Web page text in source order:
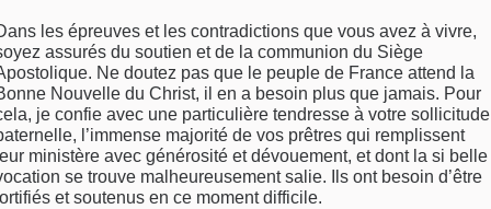
les épreuves et les contradictions que vous avez à vivre,
assurés du soutien et de la communion du Siège
Ne doutez pas que le peuple de France attend la
Nouvelle du Christ, il en a besoin plus que jamais. Pour
je confie avec une particulière tendresse à votre sollicitude
l’immense majorité de vos prêtres qui remplissent
ministère avec générosité et dévouement, et dont la si belle
se trouve malheureusement salie. Ils ont besoin d’être
et soutenus en ce moment difficile.